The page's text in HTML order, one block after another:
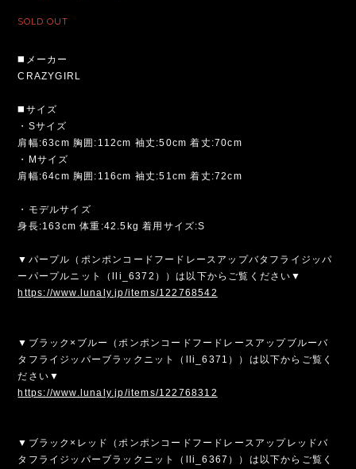
SOLD OUT
◼️メーカー
CRAZYGIRL
◼️サイズ
・Sサイズ
肩幅:63cm 胸囲:112cm 袖丈:50cm 着丈:70cm
・Mサイズ
肩幅:64cm 胸囲:116cm 袖丈:51cm 着丈:72cm
・モデルサイズ
身長:163cm 体重:42.5kg 着用サイズ:S
▼パープル（ポンポンコードフードレースアップバタフライジッパ
ーパープルニット（lli_6372））は以下からご覧ください▼
https://www.lunaly.jp/items/122768542
▼ブラック×ブルー（ポンポンコードフードレースアップブルーバ
タフライジッパーブラックニット（lli_6371））は以下からご覧く
ださい▼
https://www.lunaly.jp/items/122768312
▼ブラック×レッド（ポンポンコードフードレースアップレッドバ
タフライジッパーブラックニット（lli_6367））は以下からご覧く